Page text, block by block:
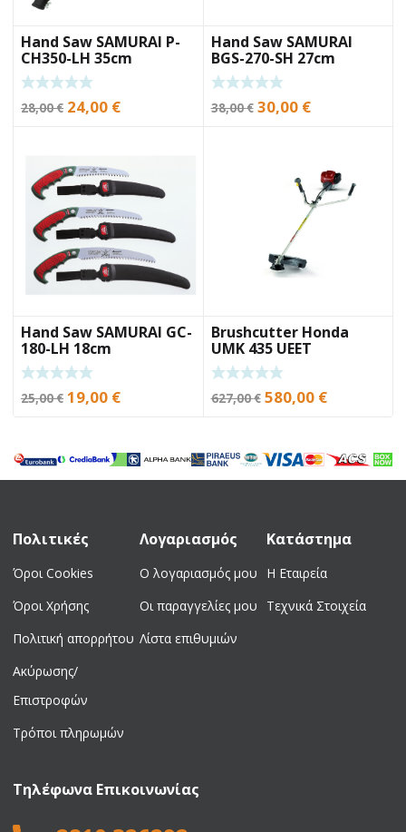
Hand Saw SAMURAI P-
CH350-LH 35cm
28,00€ Original
28,00 €.
24,00 €Current
24,00 €.
Hand Saw SAMURAI
BGS-270-SH 27cm
38,00€ Original
30,00 €Current
30,00 €.
Hand Saw SAMURAI GC-
180-LH 18cm
25,00€ Original
25,00 €.
19,00 €Current
19,00 €.
Brushcutter Honda
UMK 435 UEET
627,00€ Original
627,00 €.
580,00 €Current
580,00 €.
Πολιτικές
Όροι Cookies
Όροι Χρήσης
Πολιτική απορρήτου
Ακύρωσης/
Επιστροφών
Τρόποι πληρωμών
Λογαριασμός
Ο λογαριασμός μου
Οι παραγγελίες μου
Λίστα επιθυμιών
Κατάστημα
Η Εταιρεία
Τεχνικά Στοιχεία
Τηλέφωνα Επικοινωνίας